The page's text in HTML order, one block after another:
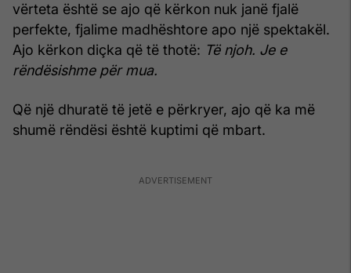
vërteta është se ajo që kërkon nuk janë fjalë
perfekte, fjalime madhështore apo një spektakël.
Ajo kërkon diçka që të thotë: Të njoh. Je e
rëndësishme për mua.
Që një dhuratë të jetë e përkryer, ajo që ka më
shumë rëndësi është kuptimi që mbart.